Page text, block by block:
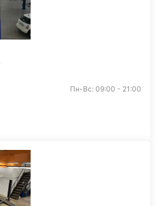
Пн-Вс: 09:00 - 21:00